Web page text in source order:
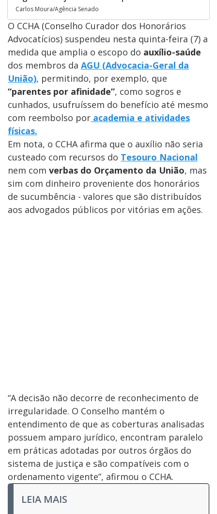
Carlos Moura/Agência Senado
O CCHA (Conselho Curador dos Honorários
Advocatícios) suspendeu nesta quinta-feira (7) a
medida que amplia o escopo do auxílio-saúde
dos membros da AGU (Advocacia-Geral da
União), permitindo, por exemplo, que
“parentes por afinidade”, como sogros e
cunhados, usufruíssem do benefício até mesmo
com reembolso por academia e atividades
físicas.
Em nota, o CCHA afirma que o auxílio não seria
custeado com recursos do Tesouro Nacional
nem com verbas do Orçamento da União, mas
sim com dinheiro proveniente dos honorários
de sucumbência - valores que são distribuídos
aos advogados públicos por vitórias em ações.
“A decisão não decorre de reconhecimento de
irregularidade. O Conselho mantém o
entendimento de que as coberturas analisadas
possuem amparo jurídico, encontram paralelo
em práticas adotadas por outros órgãos do
sistema de justiça e são compatíveis com o
ordenamento vigente”, afirmou o CCHA.
LEIA MAIS